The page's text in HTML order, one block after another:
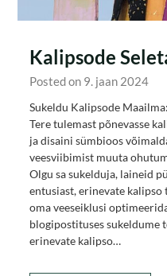
Kalipsode
Posted on 9. jaan 2024
Sukeldu Kalipsode
Tere tulemast põnevasse
ja disaini sümbioos
veesviibimist muuta
Olgu sa sukelduja, laineid
entusiast, erinevate
oma veeseiklusi
blogipostituses sukeldume
erinevate kalipso…